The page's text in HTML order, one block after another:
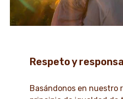
Respeto y
Basándonos en nuestro